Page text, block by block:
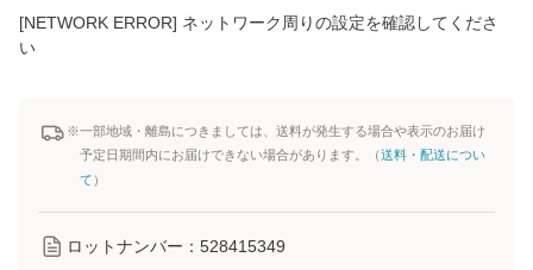
[NETWORK ERROR] ネットワーク周りの設定を確認してくださ
い
※一部地域・離島につきましては、送料が発生する場合や表示のお届け
予定日期間内にお届けできない場合があります。（送料・配送につい
て ）
ロットナンバー： 528415349